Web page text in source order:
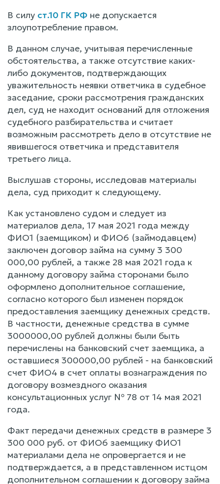
В силу ст.10 ГК РФ не допускается
злоупотребление правом.
В данном случае, учитывая перечисленные
обстоятельства, а также отсутствие каких-
либо документов, подтверждающих
уважительность неявки ответчика в судебное
заседание, сроки рассмотрения гражданских
дел, суд не находит оснований для отложения
судебного разбирательства и считает
возможным рассмотреть дело в отсутствие не
явившегося ответчика и представителя
третьего лица.
Выслушав стороны, исследовав материалы
дела, суд приходит к следующему.
Как установлено судом и следует из
материалов дела, 17 мая 2021 года между
ФИО1 (заемщиком) и ФИО6 (займодавцем)
заключен договор займа на сумму 3 300
000,00 рублей, а также 28 мая 2021 года к
данному договору займа сторонами было
оформлено дополнительное соглашение,
согласно которого был изменен порядок
предоставления заемщику денежных средств.
В частности, денежные средства в сумме
3000000,00 рублей должны были быть
перечислены на банковский счет заемщика, а
оставшиеся 300000,00 рублей - на банковский
счет ФИО4 в счет оплаты вознаграждения по
договору возмездного оказания
консультационных услуг № 78 от 14 мая 2021
года.
Факт передачи денежных средств в размере 3
300 000 руб. от ФИО6 заемщику ФИО1
материалами дела не опровергается и не
подтверждается, а в представленном истцом
дополнительном соглашении к договору займа